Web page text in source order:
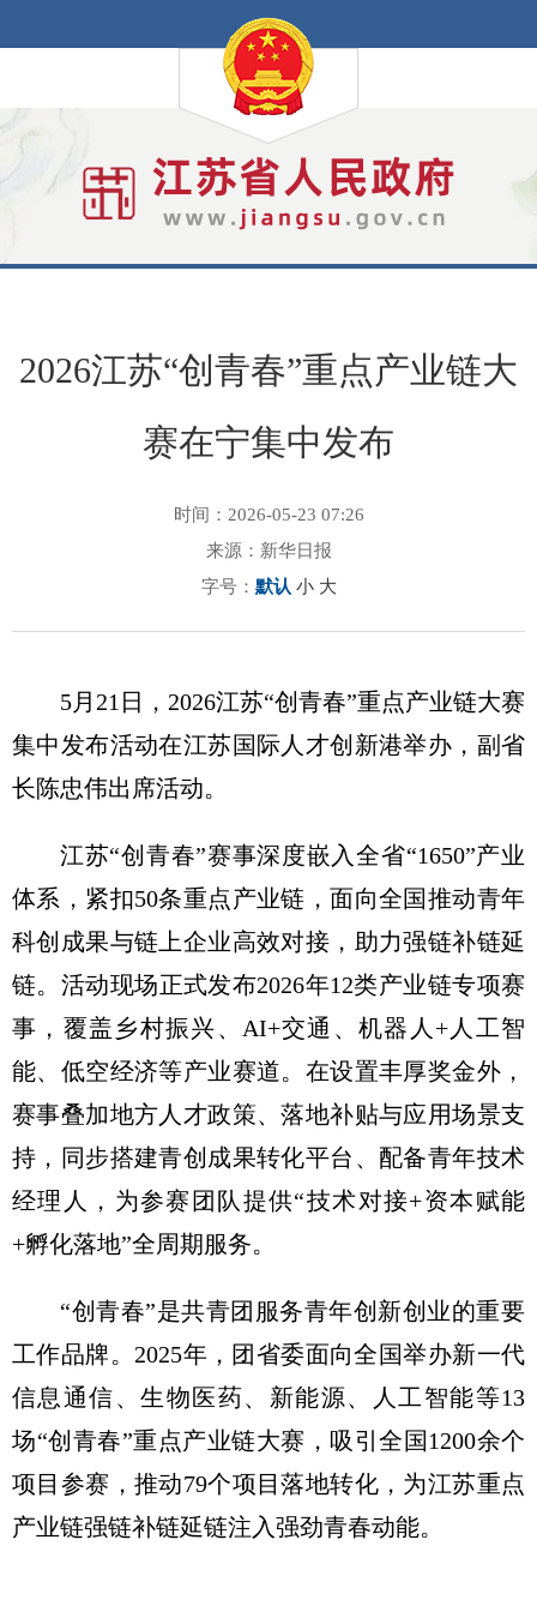
2026江苏“创青春”重点产业链大
赛在宁集中发布
时间：2026-05-23 07:26
来源：新华日报
字号： 默认 小 大
5月21日，2026江苏“创青春”重点产业链大赛
集中发布活动在江苏国际人才创新港举办，副省
长陈忠伟出席活动。
江苏“创青春”赛事深度嵌入全省“1650”产业
体系，紧扣50条重点产业链，面向全国推动青年
科创成果与链上企业高效对接，助力强链补链延
链。活动现场正式发布2026年12类产业链专项赛
事，覆盖乡村振兴、AI+交通、机器人+人工智
能、低空经济等产业赛道。在设置丰厚奖金外，
赛事叠加地方人才政策、落地补贴与应用场景支
持，同步搭建青创成果转化平台、配备青年技术
经理人，为参赛团队提供“技术对接+资本赋能
+孵化落地”全周期服务。
“创青春”是共青团服务青年创新创业的重要
工作品牌。2025年，团省委面向全国举办新一代
信息通信、生物医药、新能源、人工智能等13
场“创青春”重点产业链大赛，吸引全国1200余个
项目参赛，推动79个项目落地转化，为江苏重点
产业链强链补链延链注入强劲青春动能。